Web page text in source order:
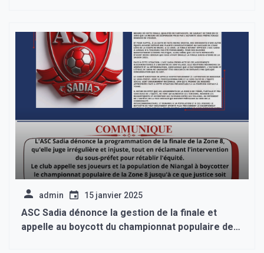
admin 15 janvier 2025
ASC Sadia dénonce la gestion de la finale et
appelle au boycott du championnat populaire de